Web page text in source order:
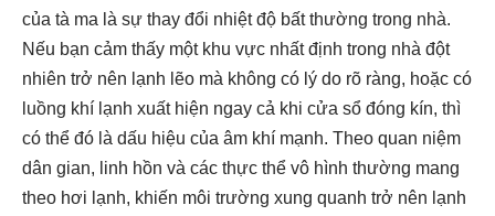
của tà ma là sự thay đổi nhiệt độ bất thường trong nhà.
Nếu bạn cảm thấy một khu vực nhất định trong nhà đột
nhiên trở nên lạnh lẽo mà không có lý do rõ ràng, hoặc có
luồng khí lạnh xuất hiện ngay cả khi cửa sổ đóng kín, thì
có thể đó là dấu hiệu của âm khí mạnh. Theo quan niệm
dân gian, linh hồn và các thực thể vô hình thường mang
theo hơi lạnh, khiến môi trường xung quanh trở nên lạnh